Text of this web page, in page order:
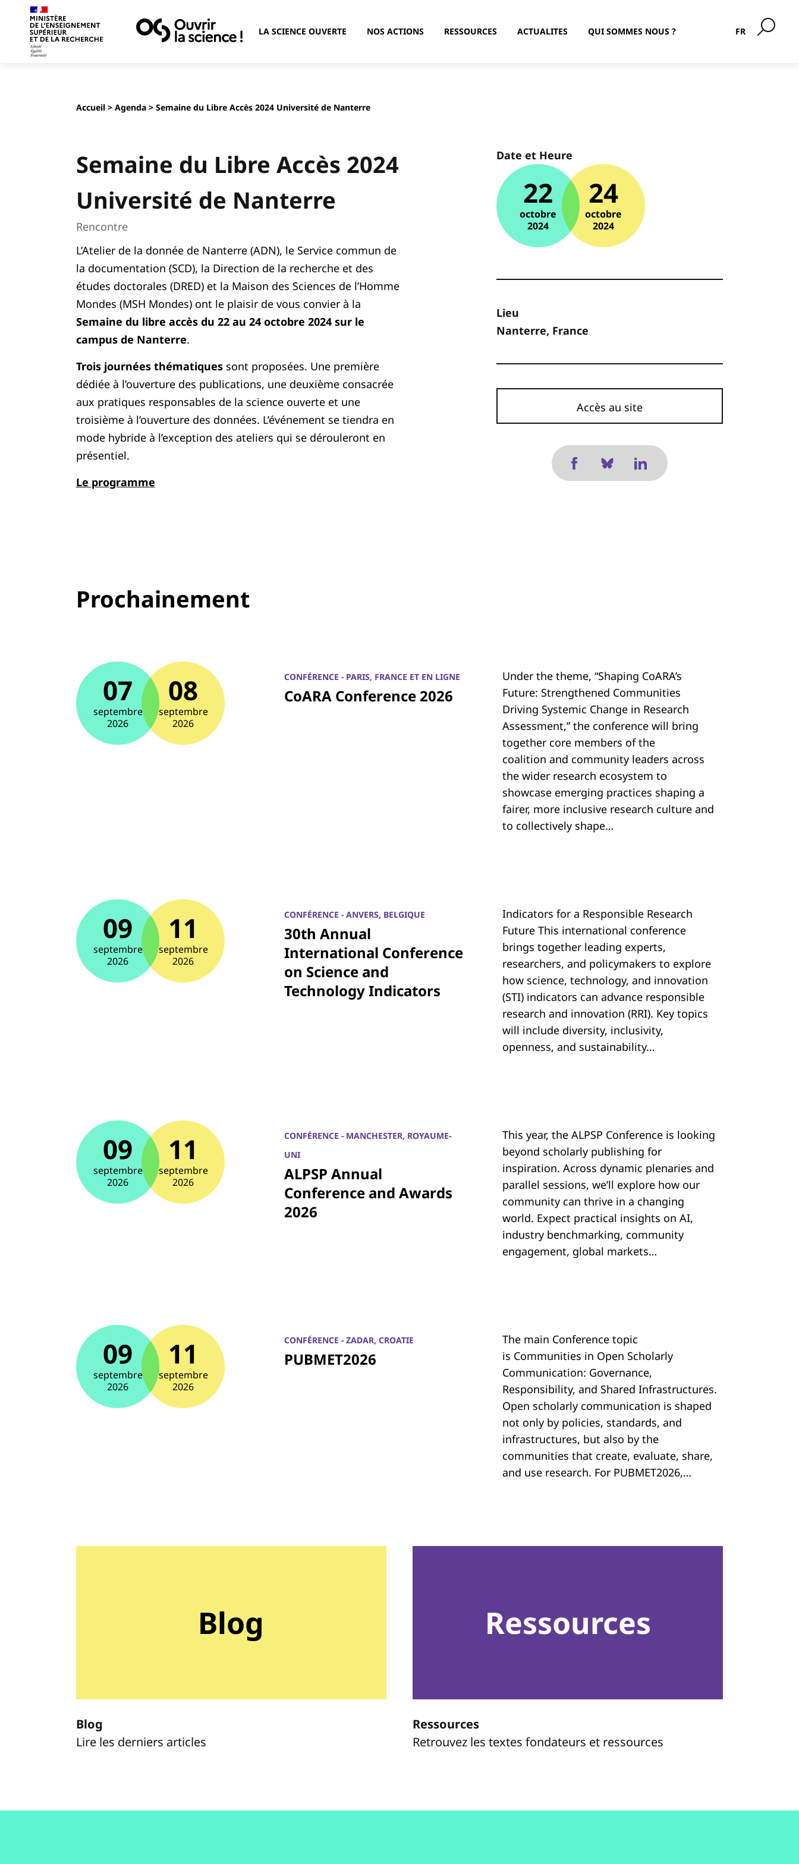
LA SCIENCE OUVERTE NOS ACTIONS RESSOURCES ACTUALITES QUI SOMMES NOUS ? FR
Accueil> Agenda> Semaine du Libre Accès 2024 Université de Nanterre
Semaine du Libre Accès 2024
Université de Nanterre
Rencontre
L’Atelier de la donnée de Nanterre (ADN), le Service commun de
la documentation (SCD), la Direction de la recherche et des
études doctorales (DRED) et la Maison des Sciences de l’Homme
Mondes (MSH Mondes) ont le plaisir de vous convier à la
Semaine du libre accès du 22 au 24 octobre 2024 sur le
campus de Nanterre.
Trois journées thématiquessont proposées. Une première
dédiée à l’ouverture des publications, une deuxième consacrée
aux pratiques responsables de la science ouverte et une
troisième à l’ouverture des données. L’événement se tiendra en
mode hybride à l’exception des ateliers qui se dérouleront en
présentiel.
Le programme
Date et Heure
22
octobre
2024
24
octobre
2024
Lieu
Nanterre, France
Accès au site
Prochainement
07
septembre
2026
08
septembre
2026
CONFÉRENCE - PARIS, FRANCE ET EN LIGNE
CoARA Conference 2026
Under the theme, “Shaping CoARA’s
Future: Strengthened Communities
Driving Systemic Change in Research
Assessment,” the conference will bring
together core members of the
coalition and community leaders across
the wider research ecosystem to
showcase emerging practices shaping a
fairer, more inclusive research culture and
to collectively shape…
09
septembre
2026
11
septembre
2026
CONFÉRENCE - ANVERS, BELGIQUE
30th Annual
International Conference
on Science and
Technology Indicators
Indicators for a Responsible Research
Future This international conference
brings together leading experts,
researchers, and policymakers to explore
how science, technology, and innovation
(STI) indicators can advance responsible
research and innovation (RRI). Key topics
will include diversity, inclusivity,
openness, and sustainability…
09
septembre
2026
11
septembre
2026
CONFÉRENCE - MANCHESTER, ROYAUME-
UNI
ALPSP Annual
Conference and Awards
2026
This year, the ALPSP Conference is looking
beyond scholarly publishing for
inspiration. Across dynamic plenaries and
parallel sessions, we’ll explore how our
community can thrive in a changing
world. Expect practical insights on AI,
industry benchmarking, community
engagement, global markets…
09
septembre
2026
11
septembre
2026
CONFÉRENCE - ZADAR, CROATIE
PUBMET2026
The main Conference topic
is Communities in Open Scholarly
Communication: Governance,
Responsibility, and Shared Infrastructures.
Open scholarly communication is shaped
not only by policies, standards, and
infrastructures, but also by the
communities that create, evaluate, share,
and use research. For PUBMET2026,…
Blog
Blog
Lire les derniers articles
Ressources
Ressources
Retrouvez les textes fondateurs et ressources